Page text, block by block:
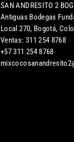
SAN ANDRESITO 2
Antiguas Bodegas
Local 270, Bogotá,
Ventas: 311 254 8768
+57 311 254 8768